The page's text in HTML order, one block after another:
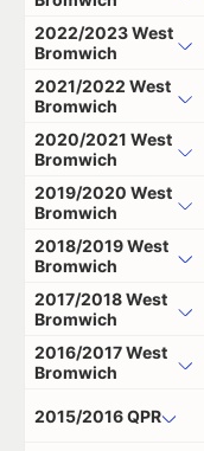
2022/2023 West
Bromwich
2021/2022 West
Bromwich
2020/2021 West
Bromwich
2019/2020 West
Bromwich
2018/2019 West
Bromwich
2017/2018 West
Bromwich
2016/2017 West
Bromwich
2015/2016 QPR